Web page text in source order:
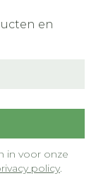
en
in voor onze
policy.